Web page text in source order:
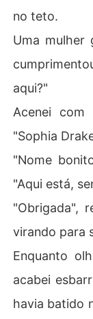
no teto.
Uma mulher
aqui?"
Acenei
"Sophia
"Nome
"Aqui está,
"Obrigada",
virando para
Enquanto
acabei
havia batido